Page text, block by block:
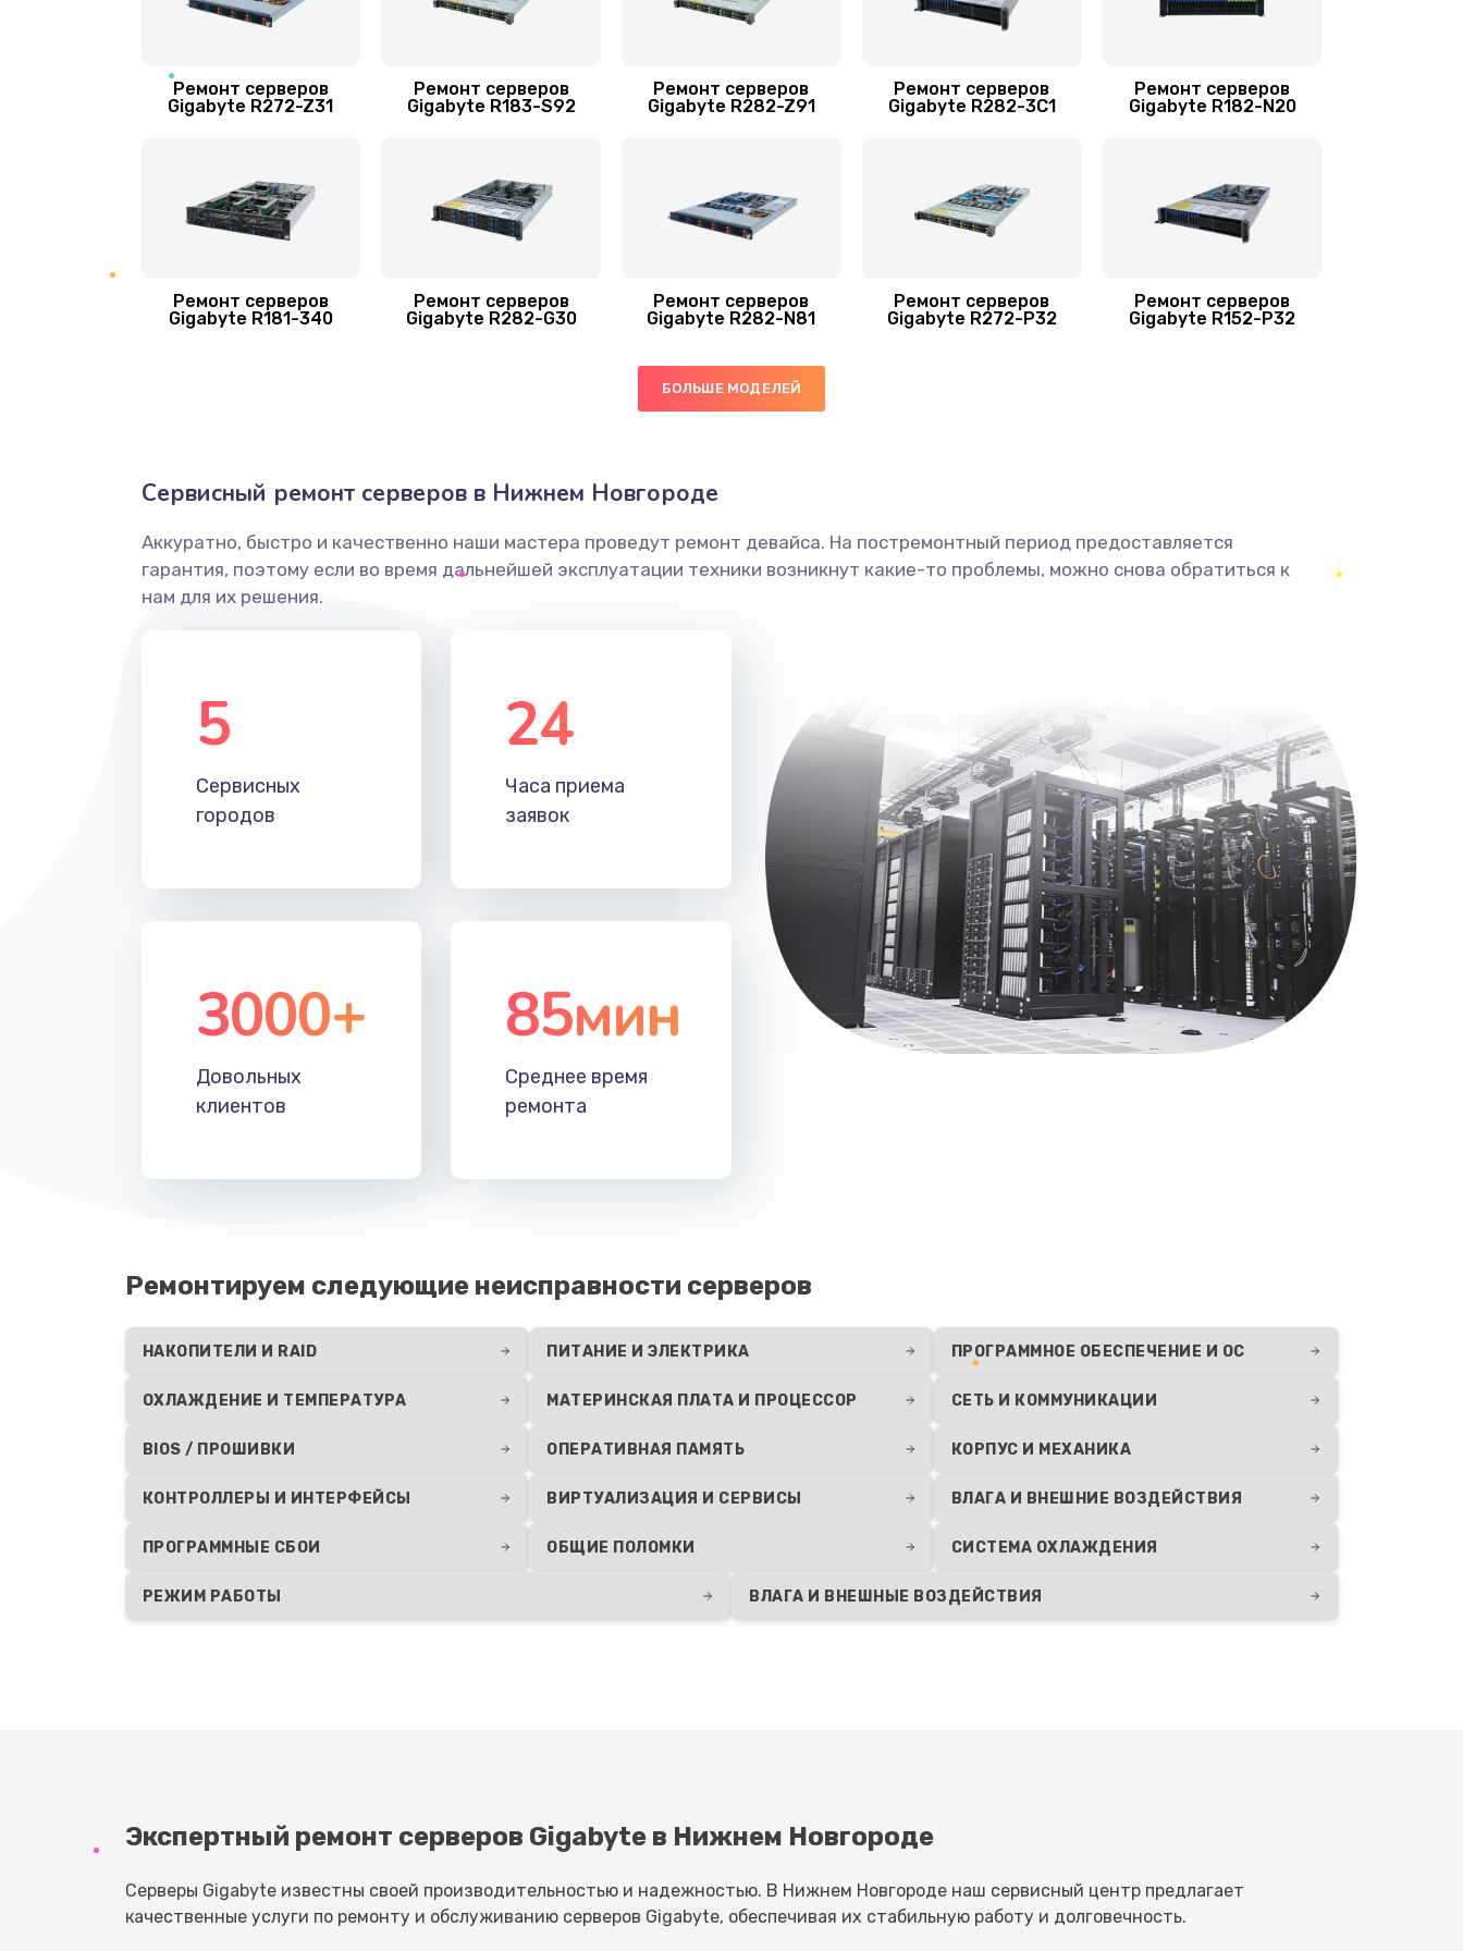
Ремонт серверов
Gigabyte R272-Z31
Ремонт серверов
Gigabyte R183-S92
Ремонт серверов
Gigabyte R282-Z91
Ремонт серверов
Gigabyte R282-3C1
Ремонт серверов
Gigabyte R182-N20
Ремонт серверов
Gigabyte R181-340
Ремонт серверов
Gigabyte R282-G30
Ремонт серверов
Gigabyte R282-N81
Ремонт серверов
Gigabyte R272-P32
Ремонт серверов
Gigabyte R152-P32
БОЛЬШЕ МОДЕЛЕЙ
Сервисный ремонт серверов в Нижнем Новгороде
Аккуратно, быстро и качественно наши мастера проведут ремонт девайса. На постремонтный период предоставляется
гарантия, поэтому если во время дальнейшей эксплуатации техники возникнут какие-то проблемы, можно снова обратиться к
нам для их решения.
5
Сервисных
городов
24
Часа приема
заявок
3000+
Довольных
клиентов
85мин
Среднее время
ремонта
Ремонтируем следующие неисправности серверов
НАКОПИТЕЛИ И RAID ПИТАНИЕ И ЭЛЕКТРИКА ПРОГРАММНОЕ ОБЕСПЕЧЕНИЕ И ОС
ОХЛАЖДЕНИЕ И ТЕМПЕРАТУРА МАТЕРИНСКАЯ ПЛАТА И ПРОЦЕССОР СЕТЬ И КОММУНИКАЦИИ
BIOS / ПРОШИВКИ ОПЕРАТИВНАЯ ПАМЯТЬ КОРПУС И МЕХАНИКА
КОНТРОЛЛЕРЫ И ИНТЕРФЕЙСЫ ВИРТУАЛИЗАЦИЯ И СЕРВИСЫ ВЛАГА И ВНЕШНИЕ ВОЗДЕЙСТВИЯ
ПРОГРАММНЫЕ СБОИ ОБЩИЕ ПОЛОМКИ СИСТЕМА ОХЛАЖДЕНИЯ
РЕЖИМ РАБОТЫ ВЛАГА И ВНЕШНЫЕ ВОЗДЕЙСТВИЯ
Экспертный ремонт серверов Gigabyte в Нижнем Новгороде
Серверы Gigabyte известны своей производительностью и надежностью. В Нижнем Новгороде наш сервисный центр предлагает
качественные услуги по ремонту и обслуживанию серверов Gigabyte, обеспечивая их стабильную работу и долговечность.